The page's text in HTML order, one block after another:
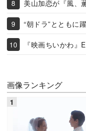
美山加恋が『風、
“朝ドラ”とともに
『映画ちいかわ
画像ランキング